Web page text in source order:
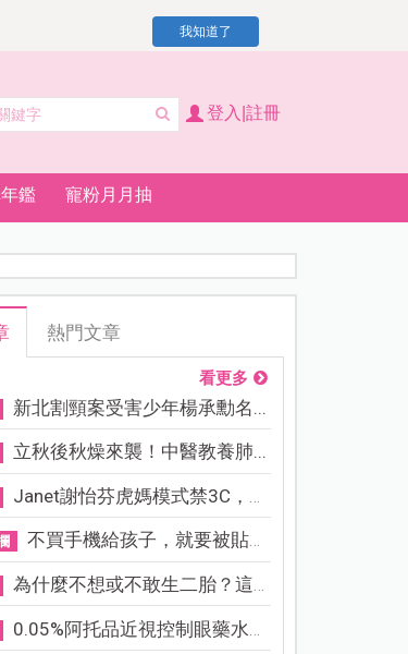
我知道了
登入|註冊
鑑 寵粉月月抽
熱門文章
看更多
新北割頸案受害少年楊承勳名...
立秋後秋燥來襲！中醫教養肺...
Janet謝怡芬虎媽模式禁3C，看...
不買手機給孩子，就要被貼「...
為什麼不想或不敢生二胎？這8...
0.05%阿托品近視控制眼藥水納...